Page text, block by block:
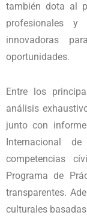
también dota al
profesionales y
innovadoras
oportunidades.
Entre los
análisis
junto con
Internacional
competencias
Programa de
transparentes.
culturales